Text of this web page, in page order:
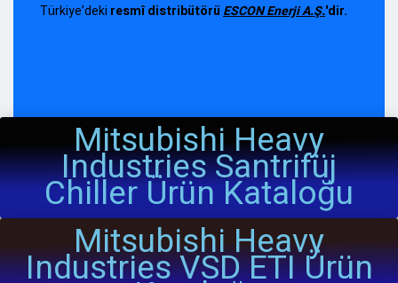
Türkiye’deki resmî distribütörü ESCON Enerji A.Ş.'dir.
Mitsubishi Heavy
Industries Santrifüj
Chiller Ürün Kataloğu
Mitsubishi Heavy
Industries VSD ETI Ürün